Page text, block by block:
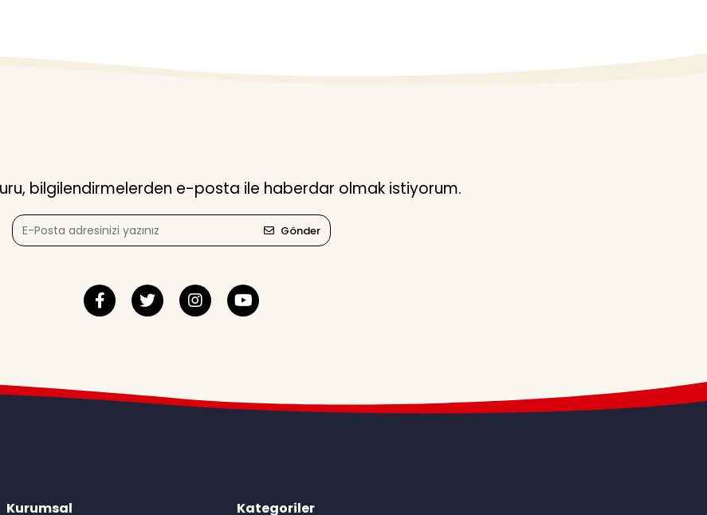
bilgilendirmelerden e-posta ile haberdar olmak istiyorum.
Gönder
Kurumsal Kategoriler